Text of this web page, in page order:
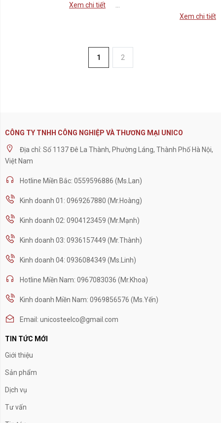
Xem chi tiết
...
Xem chi tiết
1 2
CÔNG TY TNHH CÔNG NGHIỆP VÀ THƯƠNG MẠI UNICO
Địa chỉ: Số 1137 Đê La Thành, Phường Láng, Thành Phố Hà Nội,
Việt Nam
Hotline Miền Bắc: 0559596886 (Ms.Lan)
Kinh doanh 01: 0969267880 (Mr.Hoàng)
Kinh doanh 02: 0904123459 (Mr.Mạnh)
Kinh doanh 03: 0936157449 (Mr.Thành)
Kinh doanh 04: 0936084349 (Ms.Linh)
Hotline Miền Nam: 0967083036 (Mr.Khoa)
Kinh doanh Miền Nam: 0969856576 (Ms.Yến)
Email: unicosteelco@gmail.com
TIN TỨC MỚI
Giới thiệu
Sản phẩm
Dịch vụ
Tư vấn